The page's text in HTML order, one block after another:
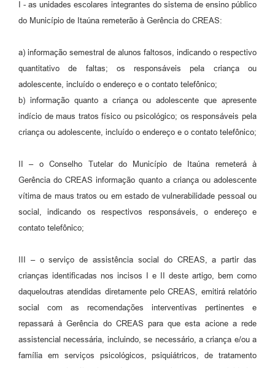
I - as unidades escolares integrantes do sistema de ensino público
do Município de Itaúna remeterão à Gerência do CREAS:
a) informação semestral de alunos faltosos, indicando o respectivo
quantitativo de faltas; os responsáveis pela criança ou
adolescente, incluído o endereço e o contato telefônico;
b) informação quanto a criança ou adolescente que apresente
indício de maus tratos físico ou psicológico; os responsáveis pela
criança ou adolescente, incluído o endereço e o contato telefônico;
II – o Conselho Tutelar do Município de Itaúna remeterá à
Gerência do CREAS informação quanto a criança ou adolescente
vítima de maus tratos ou em estado de vulnerabilidade pessoal ou
social, indicando os respectivos responsáveis, o endereço e
contato telefônico;
III – o serviço de assistência social do CREAS, a partir das
crianças identificadas nos incisos I e II deste artigo, bem como
daqueloutras atendidas diretamente pelo CREAS, emitirá relatório
social com as recomendações interventivas pertinentes e
repassará à Gerência do CREAS para que esta acione a rede
assistencial necessária, incluindo, se necessário, a criança e/ou a
família em serviços psicológicos, psiquiátricos, de tratamento